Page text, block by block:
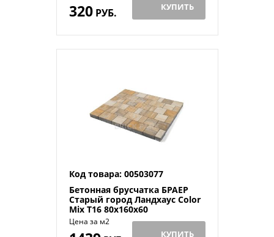
320РУБ. КУПИТЬ
Код товара: 00503077
Бетонная брусчатка БРАЕР
Старый город Ландхаус Color
Mix T16 80x160x60
Цена за м2
КУПИТЬ